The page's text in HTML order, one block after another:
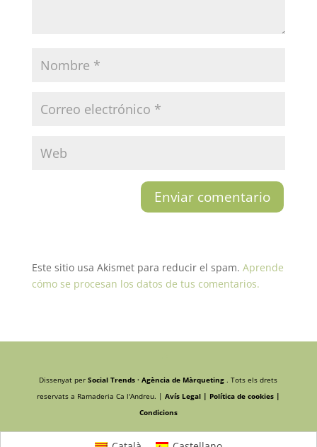
Este sitio usa Akismet para reducir el spam. Aprende
cómo se procesan los datos de tus comentarios.
Dissenyat perSocial Trends · Agència de Màrqueting . Tots els drets
reservats a Ramaderia Ca l'Andreu. | Avís Legal | Política de cookies |
Condicions